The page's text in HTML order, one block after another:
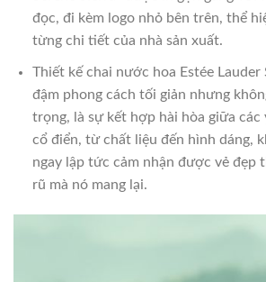
đọc, đi kèm logo nhỏ bên trên, thể
từng chi tiết của nhà sản xuất.
Thiết kế chai nước hoa Estée Lauder
đậm phong cách tối giản nhưng
trọng, là sự kết hợp hài hòa giữa các
cổ điển, từ chất liệu đến hình dáng,
ngay lập tức cảm nhận được vẻ đẹp
rũ mà nó mang lại.